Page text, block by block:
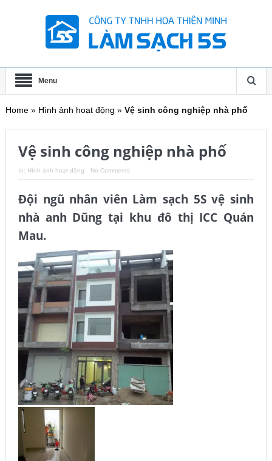
Menu
Home» Hình ảnh hoạt động » Vệ sinh công nghiệp nhà phố
Vệ sinh công nghiệp nhà phố
In: Hình ảnh hoạt động No Comments
Đội ngũ nhân viên Làm sạch 5S vệ sinh
nhà anh Dũng tại khu đô thị ICC Quán
Mau.